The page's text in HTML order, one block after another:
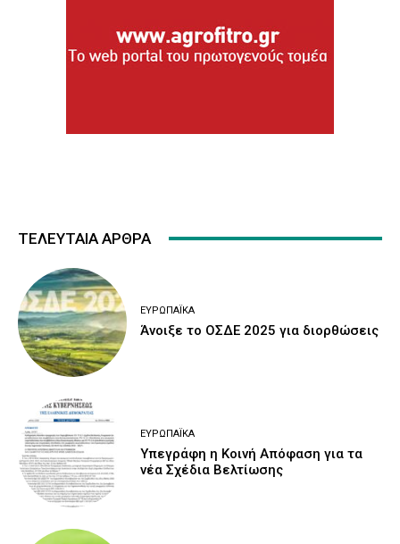
ΤΕΛΕΥΤΑΙΑ ΑΡΘΡΑ
ΕΥΡΩΠΑΪΚΆ
Άνοιξε το ΟΣΔΕ 2025 για διορθώσεις
ΕΥΡΩΠΑΪΚΆ
Υπεγράφη η Κοινή Απόφαση για τα
νέα Σχέδια Βελτίωσης